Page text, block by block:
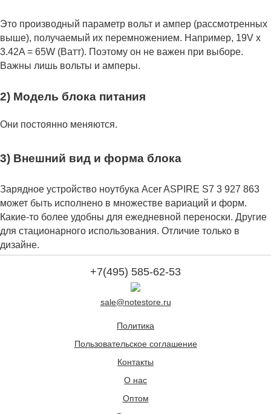
Это производный параметр вольт и ампер (рассмотренных
выше), получаемый их перемножением. Например, 19V x
3.42A = 65W (Ватт). Поэтому он не важен при выборе.
Важны лишь вольты и амперы.
2) Модель блока питания
Они постоянно меняются.
3) Внешний вид и форма блока
Зарядное устройство ноутбука Acer ASPIRE S7 3 927 863
может быть исполнено в множестве вариаций и форм.
Какие-то более удобны для ежедневной переноски. Другие
для стационарного использования. Отличие только в
дизайне.
+7(495) 585-62-53
sale@notestore.ru
Политика
Пользовательское соглашение
Контакты
О нас
Оптом